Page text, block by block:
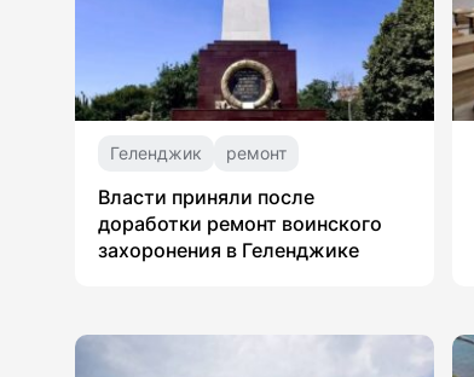
Геленджик ремонт
Власти приняли после
доработки ремонт воинского
захоронения в Геленджике